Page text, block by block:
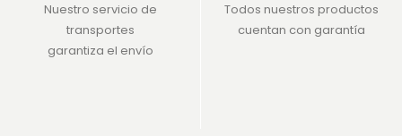
Nuestro servicio de
transportes
garantiza el envío
Todos nuestros productos
cuentan con garantía